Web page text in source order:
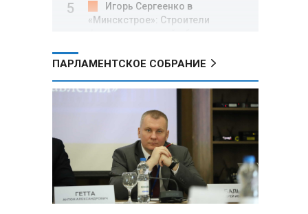
Игорь Сергеенко в
«Минскстрое»: Строители
в улучшении охраны труда
МИД РФ: Поездка
Зеленского в США не принесла
ожидаемых результатов
Белорусские школьники
собрали первые «космические»
томаты из семян, побывавших
на орбите
ПАРЛАМЕНТСКОЕ СОБРАНИЕ